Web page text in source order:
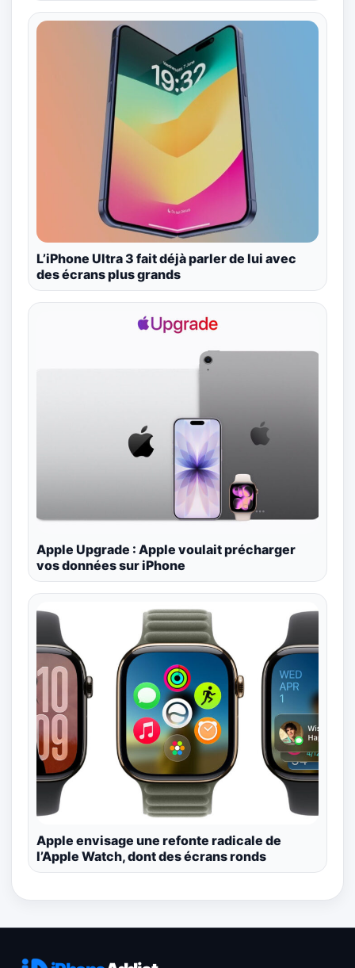
L’iPhone Ultra 3 fait déjà parler de lui avec
des écrans plus grands
Apple Upgrade : Apple voulait précharger
vos données sur iPhone
Apple envisage une refonte radicale de
l’Apple Watch, dont des écrans ronds